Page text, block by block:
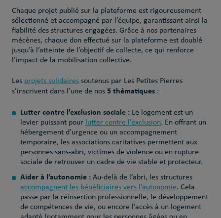
Chaque projet publié sur la plateforme est rigoureusement
sélectionné et accompagné par l’équipe, garantissant ainsi la
fiabilité des structures engagées. Grâce à nos partenaires
mécènes, chaque don effectué sur la plateforme est doublé
jusqu’à l’atteinte de l’objectif de collecte, ce qui renforce
l’impact de la mobilisation collective.
Les projets solidairessoutenus par Les Petites Pierres
s’inscrivent dansl’une de nos 5 thématiques:
Lutter contre l’exclusion sociale : Le logement est un
levier puissant pour lutter contre l’exclusion. En offrant un
hébergement d’urgence ou un accompagnement
temporaire, les associations caritatives permettent aux
personnes sans-abri, victimes de violence ou en rupture
sociale de retrouver un cadre de vie stable et protecteur.
Aider à l’autonomie : Au-delà de l’abri, les structures
accompagnent les bénéficiaires vers l’autonomie. Cela
passe par la réinsertion professionnelle, le développement
de compétences de vie, ou encore l’accès à un logement